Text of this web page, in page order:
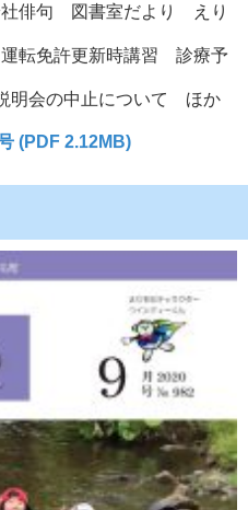
俳句 図書室だより えり
転免許更新時講習 診療予
明会の中止について ほか
(PDF 2.12MB)